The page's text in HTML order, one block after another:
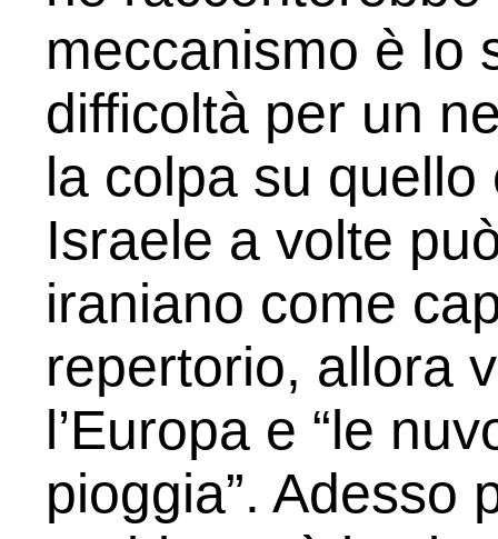
meccanismo è lo
difficoltà per un
la colpa su
Israele a volte
iraniano come
repertorio, allora
l’Europa e “le
pioggia”. Adesso